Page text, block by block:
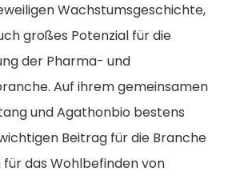
Wachstumsgeschichte,
großes Potenzial für die
der Pharma- und
Auf ihrem gemeinsamen
und Agathonbio bestens
Beitrag für die Branche
das Wohlbefinden von